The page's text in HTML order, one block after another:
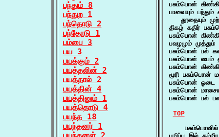
பந்தும் 8
பந்துற 1
பந்தொடு 2
பந்தோடு 1
பம்பை 3
பய 3
பயக்கும் 2
பயத்தலின் 2
பயத்தால் 2
பயத்தின் 4
பயத்தினும் 1
பயத்தொடு 4
பயந்த 18
பயந்தனர் 1
பசும்பொன்
பாவையும்
தூதையும்
திகழ் கதிர்
பசும்பொன்
பவழமும்
பசும்பொன் பல்
பசும்பொன் பைம்
பசும்பொன்
மூரி
பசும்பொன்
பசும்பொன்
பசும்பொன் பல்
TOP